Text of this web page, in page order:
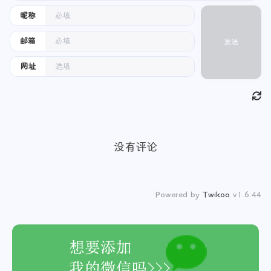
昵称
邮箱
网址
发送
没有评论
Powered by Twikoo v1.6.44